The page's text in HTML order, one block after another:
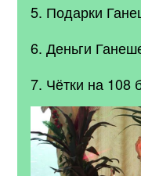
5. Подарки
6. Деньги
7. Чётки на 108